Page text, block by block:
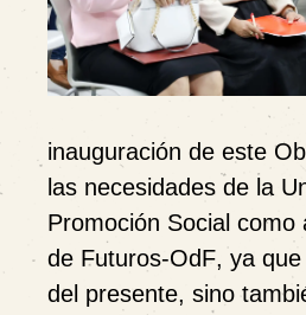
inauguración de este
las necesidades de la
Promoción Social
de Futuros-OdF, ya
del presente, sino